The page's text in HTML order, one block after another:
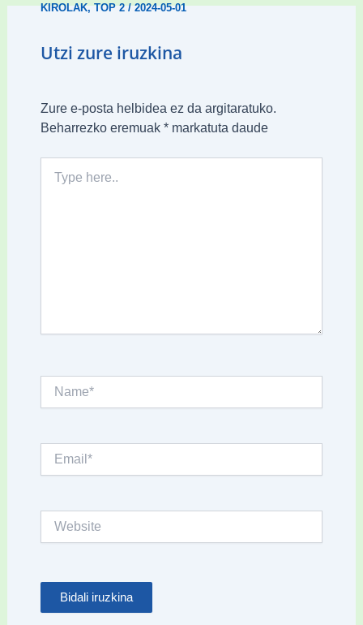
KIROLAK,TOP 2/2024-05-01
Utzi zure iruzkina
Zure e-posta helbidea ez da argitaratuko.
Beharrezko eremuak *markatuta daude
here..